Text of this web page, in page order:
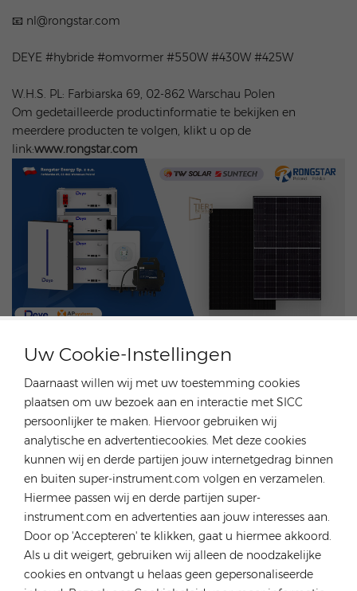
Uw Cookie-Instellingen
Daarnaast willen wij met uw toestemming cookies
plaatsen om uw bezoek aan en interactie met SICC
persoonlijker te maken. Hiervoor gebruiken wij
analytische en advertentiecookies. Met deze cookies
kunnen wij en derde partijen jouw internetgedrag binnen
en buiten super-instrument.com volgen en verzamelen.
Hiermee passen wij en derde partijen super-
instrument.com en advertenties aan jouw interesses aan.
Door op 'Accepteren' te klikken, gaat u hiermee akkoord.
Als u dit weigert, gebruiken wij alleen de noodzakelijke
cookies en ontvangt u helaas geen gepersonaliseerde
📧 nl@rongstar.com
DEYE #hybride #omvormer #550W #430W #425W
W.H.S. PL: Farbiarska 69, 02-862 Warschau Polen
Om gedetailleerde productinformatie te bekijken en
meerdere producten te volgen, klikt u op de
link:www.rongstar.com
NEEM CONTACT MET ONS OP
Vorige Post
Vanaf nu kunnen onze klanten profiteren van de
KFW 442 actie.
Volgend Bericht
Rongstar Energy Group Nieuw aangekomen
zonnepanelen, omvormer, batterij, magazijn in
Duitsland, Polen
TAGS :